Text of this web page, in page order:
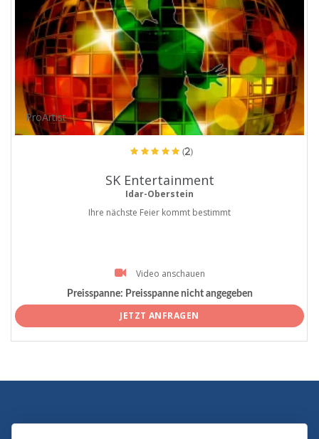
ProArtist
(2)
SK Entertainment
Idar-Oberstein
Ihre nächste Feier kommt bestimmt
Video anschauen
Preisspanne: Preisspanne nicht angegeben
JETZT ANFRAGEN